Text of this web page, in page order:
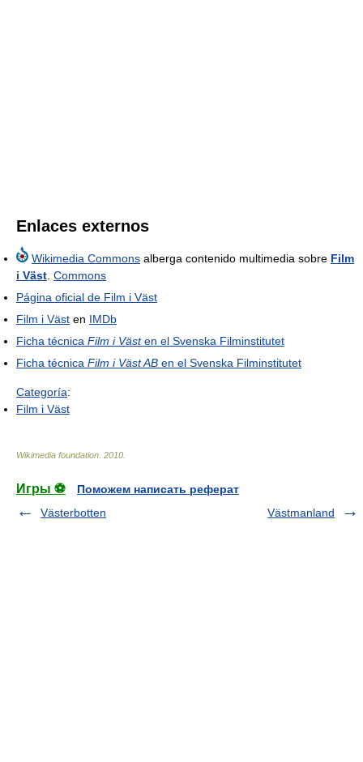
Enlaces externos
Wikimedia Commons alberga contenido multimedia sobre Film
i Väst. Commons
Página oficial de Film i Väst
Film i Väst en IMDb
Ficha técnica Film i Västen el Svenska Filminstitutet
Ficha técnica Film i Väst AB en el Svenska Filminstitutet
Categoría:
Film i Väst
Wikimedia foundation. 2010.
Игры ⚽
Поможем написать реферат
Västerbotten
Västmanland